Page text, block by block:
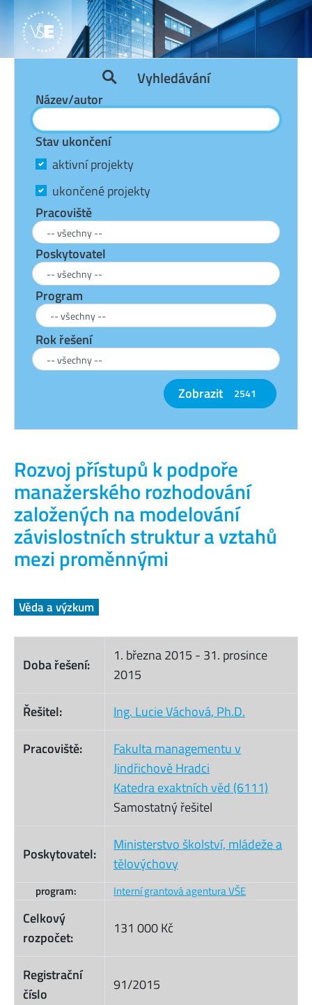
Rozvoj přístupů k podpoře
manažerského rozhodování
založených na modelování
závislostních struktur a vztahů
mezi proměnnými
Věda a výzkum
Doba řešení:
1. března 2015 - 31. prosince
2015
Řešitel:
Ing. Lucie Váchová, Ph.D.
Pracoviště:
Fakulta managementu v
Jindřichově Hradci
Katedra exaktních věd (6111)
Samostatný řešitel
Poskytovatel:
Ministerstvo školství, mládeže a
tělovýchovy
program: Interní grantová agentura VŠE
Celkový
rozpočet:
131 000 Kč
Registrační
číslo
91/2015
Vyhledávání
Název/autor
Stav ukončení
aktivní projekty
ukončené projekty
Pracoviště
Poskytovatel
Program
Rok řešení
Zobrazit 2541